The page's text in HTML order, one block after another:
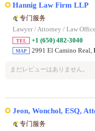
Hannig Law Firm LLP
专门服务
Lawyer / Attorney / Law
TEL +1 (650) 482-3040
MAP 2991 El Camino Real,
まだレビューはありません。
Jeon, Wonchol, ESQ,
专门服务